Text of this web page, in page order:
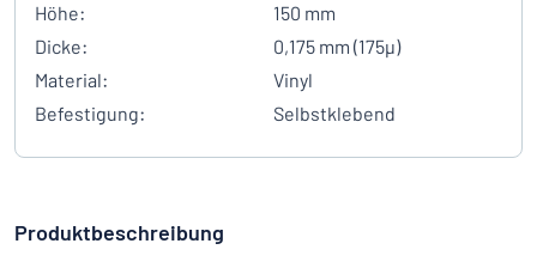
Höhe:
150 mm
Dicke:
0,175 mm (175µ)
Material:
Vinyl
Befestigung:
Selbstklebend
Produktbeschreibung